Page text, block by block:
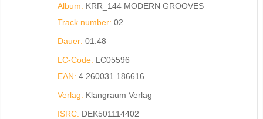
Album: KRR_144 MODERN GROOVES
Track number: 02
Dauer: 01:48
LC-Code: LC05596
EAN: 4 260031 186616
Verlag: Klangraum Verlag
ISRC: DEK501114402